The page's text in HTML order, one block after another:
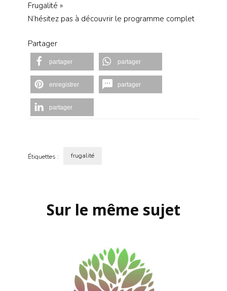
Frugalité »
N’hésitez pas à découvrir le programme complet
Partager
partager partager
enregistrer partager
partager
Étiquettes : frugalité
Sur le même sujet